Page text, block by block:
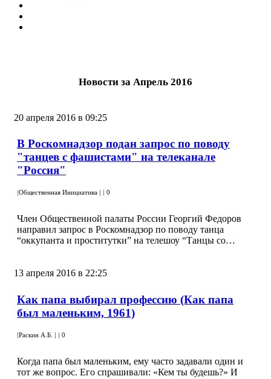
Новости за Апрель 2016
20 апреля 2016 в 09:25
В Роскомнадзор подан запрос по поводу
"танцев с фашистами" на телеканале
"Россия"
|Общественная Инициатива | | 0
Член Общественной палаты России Георгий Федоров
направил запрос в Роскомнадзор по поводу танца
“оккупанта и проститутки” на телешоу “Танцы со…
13 апреля 2016 в 22:25
Как папа выбирал профессию (Как папа
был маленьким, 1961)
|Раскин А.Б. | | 0
Когда папа был маленьким, ему часто задавали один и
тот же вопрос. Его спрашивали: «Кем ты будешь?» И